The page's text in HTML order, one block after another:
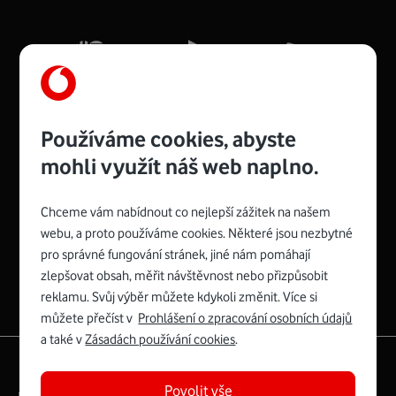
Více o COMPAL CH7465VF
Zyxel VMG8623-T50B:
Rozměry modemu jsou 16 x 22 x 7,5 cm (včetně stojánku)
a nabízí 4 gigabitové LAN porty a bezdrátové připojení Wi-
Fi ve verzích 802.11 b/g/n/ac pro frekvenci 2,4 GHz a
Mb/s.
Spojte se s Vodafonem
Používáme cookies, abyste
mohli využít náš web naplno.
Chceme vám nabídnout co nejlepší zážitek na našem
webu, a proto používáme cookies. Některé jsou nezbytné
pro správné fungování stránek, jiné nám pomáhají
zlepšovat obsah, měřit návštěvnost nebo přizpůsobit
reklamu. Svůj výběr můžete kdykoli změnit. Více si
můžete přečíst v Prohlášení o zpracování osobních údajů
a také vZásadách používání cookies.
Povolit vše